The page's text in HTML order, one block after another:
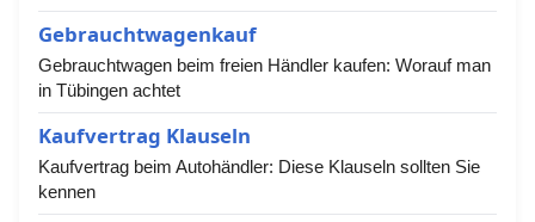
Gebrauchtwagenkauf
Gebrauchtwagen beim freien Händler kaufen: Worauf man
in Tübingen achtet
Kaufvertrag Klauseln
Kaufvertrag beim Autohändler: Diese Klauseln sollten Sie
kennen